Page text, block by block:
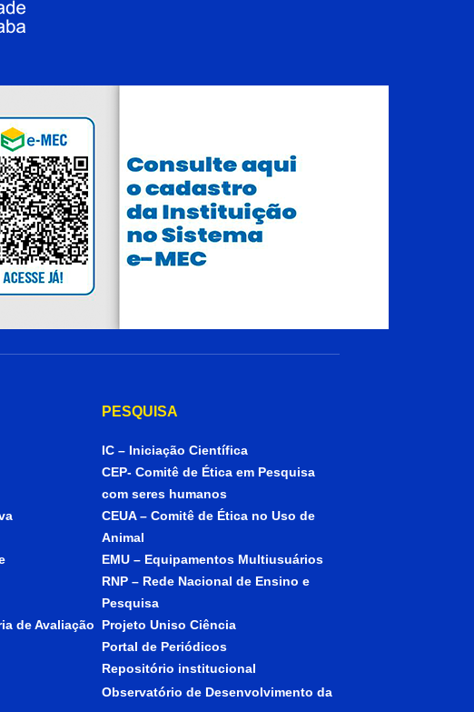
de Avaliação
PESQUISA
IC – Iniciação Científica
CEP- Comitê de Ética em Pesquisa
com seres humanos
CEUA – Comitê de Ética no Uso de
Animal
EMU – Equipamentos Multiusuários
RNP – Rede Nacional de Ensino e
Pesquisa
Projeto Uniso Ciência
Portal de Periódicos
Repositório institucional
Observatório de Desenvolvimento da